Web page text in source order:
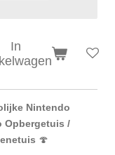
In
Nintendo
Opbergetuis /
🍄